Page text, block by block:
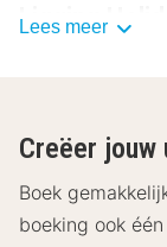
Ligging
te doen tijdens
Düsseldorf-
vooral de
Lees meer
Creëer
Boek
boeking ook